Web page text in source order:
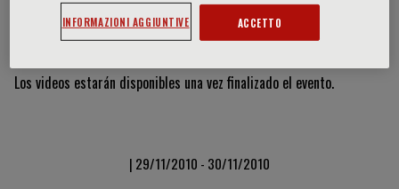
Vídeos y diapositivas
Los videos estarán disponibles una vez finalizado el evento.
| 29/11/2010 - 30/11/2010
INFORMAZIONI AGGIUNTIVE ACCETTO